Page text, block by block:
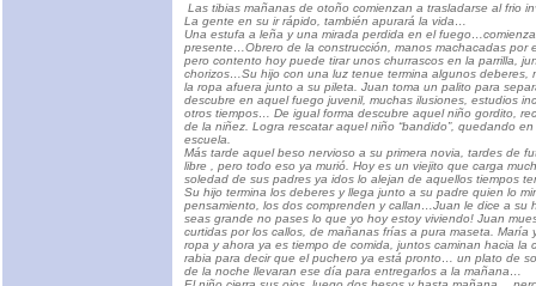
Las tibias mañanas de otoño comienzan a trasladarse al frio
La gente en su ir rápido, también apurará la vida…
Una estufa a leña y una mirada perdida en el
presente…Obrero de la construcción, manos machacadas por
pero contento hoy puede tirar unos churrascos en la parrilla,
chorizos…Su hijo con una luz tenue termina algunos deberes,
la ropa afuera junto a su pileta. Juan toma un palito para
descubre en aquel fuego juvenil, muchas ilusiones, estudios
otros tiempos… De igual forma descubre aquel niño gordito,
de la niñez. Logra rescatar aquel niño “bandido”, quedando
escuela.
Más tarde aquel beso nervioso a su primera novia, tardes de
libre , pero todo eso ya murió. Hoy es un viejito que carga
soledad de sus padres ya idos lo alejan de aquellos tiempos
Su hijo termina los deberes y llega junto a su padre quien lo
pensamiento, los dos comprenden y callan…Juan le dice a su
seas grande no pases lo que yo hoy estoy viviendo! Juan
curtidas por los callos, de mañanas frías a pura maseta. María
ropa y ahora ya es tiempo de comida, juntos caminan hacia la
rabia para decir que el puchero ya está pronto… un plato de
de la noche llevaran ese día para entregarlos a la mañana…